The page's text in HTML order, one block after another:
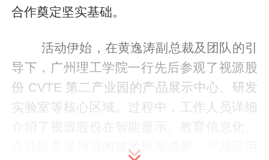
合作奠定坚实基础。
活动伊始，在黄逸涛副总裁及团队的引
导下，广州理工学院一行先后参观了视源股
份 CVTE 第二产业园的产品展示中心、研发
实验室等核心区域。过程中，工作人员详细
介绍了视源股份在智能显示、教育信息化、
企业服务等领域的技术研发成果、产品应用